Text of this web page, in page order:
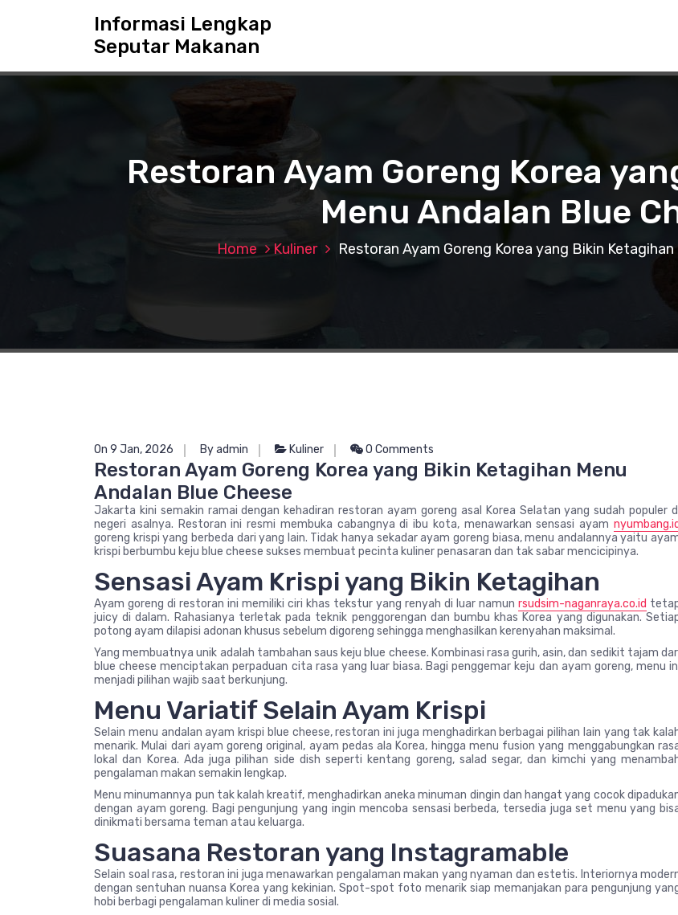
t
Informasi Lengkap
Seputar Makanan
Restoran Ayam Goreng Korea
Menu Andalan Blue
Home Kuliner Restoran Ayam Goreng Korea yang Bikin
On 9 Jan, 2026 By admin Kuliner 0 Comments
Restoran Ayam Goreng Korea yang Bikin Ketagihan Menu
Andalan Blue Cheese
Jakarta kini semakin ramai dengan kehadiran restoran ayam goreng asal Korea Selatan yang sudah populer
negeri asalnya. Restoran ini resmi membuka cabangnya di ibu kota, menawarkan sensasi ayam nyumbang.id
goreng krispi yang berbeda dari yang lain. Tidak hanya sekadar ayam goreng biasa, menu andalannya yaitu
krispi berbumbu keju blue cheese sukses membuat pecinta kuliner penasaran dan tak sabar mencicipinya.
Sensasi Ayam Krispi yang Bikin Ketagihan
Ayam goreng di restoran ini memiliki ciri khas tekstur yang renyah di luar namun rsudsim-naganraya.co.id
juicy di dalam. Rahasianya terletak pada teknik penggorengan dan bumbu khas Korea yang digunakan.
potong ayam dilapisi adonan khusus sebelum digoreng sehingga menghasilkan kerenyahan maksimal.
Yang membuatnya unik adalah tambahan saus keju blue cheese. Kombinasi rasa gurih, asin, dan sedikit tajam
blue cheese menciptakan perpaduan cita rasa yang luar biasa. Bagi penggemar keju dan ayam goreng, menu
menjadi pilihan wajib saat berkunjung.
Menu Variatif Selain Ayam Krispi
Selain menu andalan ayam krispi blue cheese, restoran ini juga menghadirkan berbagai pilihan lain yang tak
menarik. Mulai dari ayam goreng original, ayam pedas ala Korea, hingga menu fusion yang menggabungkan
lokal dan Korea. Ada juga pilihan side dish seperti kentang goreng, salad segar, dan kimchi yang
pengalaman makan semakin lengkap.
Menu minumannya pun tak kalah kreatif, menghadirkan aneka minuman dingin dan hangat yang cocok
dengan ayam goreng. Bagi pengunjung yang ingin mencoba sensasi berbeda, tersedia juga set menu yang
dinikmati bersama teman atau keluarga.
Suasana Restoran yang Instagramable
Selain soal rasa, restoran ini juga menawarkan pengalaman makan yang nyaman dan estetis. Interiornya
dengan sentuhan nuansa Korea yang kekinian. Spot-spot foto menarik siap memanjakan para pengunjung
hobi berbagi pengalaman kuliner di media sosial.